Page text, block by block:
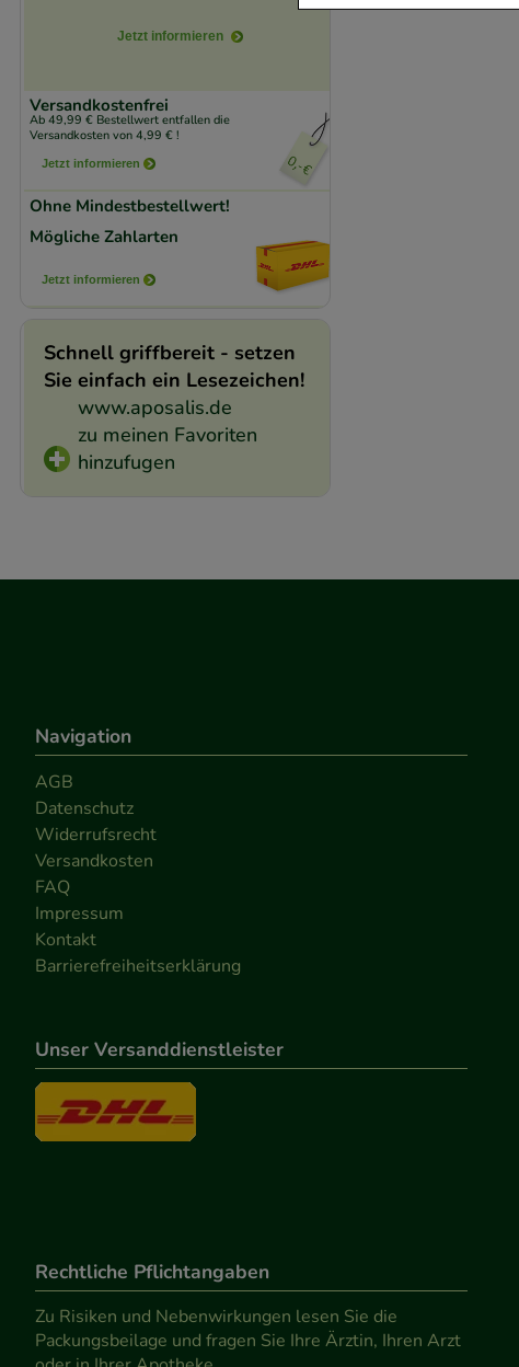
Jetzt informieren
Versandkostenfrei
Ab 49,99 € Bestellwert entfallen die
Versandkosten von 4,99 € !
Jetzt informieren
Ohne Mindestbestellwert!
Mögliche Zahlarten
Jetzt informieren
Schnell griffbereit - setzen
Sie einfach ein Lesezeichen!
www.aposalis.de
zu meinen Favoriten
hinzufugen
Navigation
AGB
Datenschutz
Widerrufsrecht
Versandkosten
FAQ
Impressum
Kontakt
Barrierefreiheitserklärung
Unser Versanddienstleister
Rechtliche Pflichtangaben
Zu Risiken und Nebenwirkungen lesen Sie die
Packungsbeilage und fragen Sie Ihre Ärztin, Ihren Arzt